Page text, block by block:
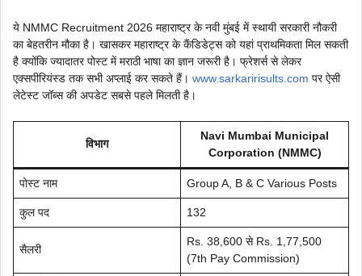
ये NMMC Recruitment 2026 महाराष्ट्र के नवी मुंबई में स्थायी सरकारी नौकरी
का बेहतरीन मौका है। खासकर महाराष्ट्र के कैंडिडेट्स को यहां प्राथमिकता मिल सकती
है क्योंकि ज्यादातर पोस्ट में मराठी भाषा का ज्ञान जरूरी है। फ्रेशर्स से लेकर
एक्सपीरियंस्ड तक सभी अप्लाई कर सकते हैं। www.sarkaririsults.com पर ऐसी
लेटेस्ट जॉब्स की अपडेट सबसे पहले मिलती है।
विभाग
Navi Mumbai Municipal
Corporation (NMMC)
पोस्ट नाम Group A, B & C Various Posts
कुल पद 132
सैलरी
Rs. 38,600 से Rs. 1,77,500
(7th Pay Commission)